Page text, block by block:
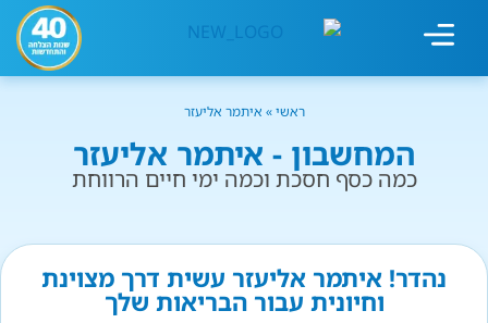
ראשי» איתמר אליעזר
המחשבון - איתמר אליעזר
כמה כסף חסכת וכמה ימי חיים הרווחת
נהדר! איתמר אליעזר עשית דרך מצוינת
וחיונית עבור הבריאות שלך